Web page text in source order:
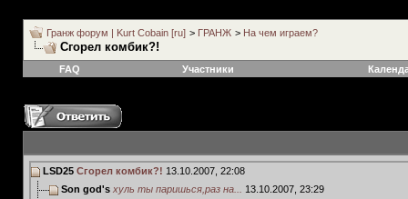
Гранж форум | Kurt Cobain [ru] > ГРАНЖ > На чем играем?
Сгорел комбик?!
FAQ
Участники
LSD25 Сгорел комбик?! 13.10.2007, 22:08
Son god's хуль ты паришься,раз на... 13.10.2007, 23:29